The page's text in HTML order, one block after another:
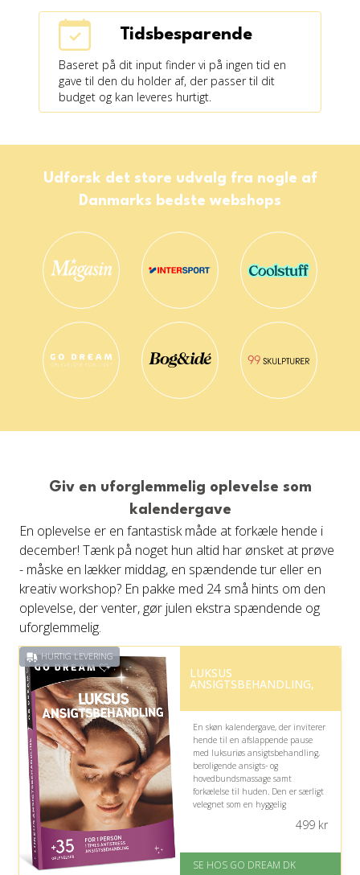
Tidsbesparende
Baseret på dit input finder vi på ingen tid en
gave til den du holder af, der passer til dit
budget og kan leveres hurtigt.
Udforsk det store udvalg fra nogle af
Danmarks bedste webshops
Giv en uforglemmelig oplevelse som
kalendergave
En oplevelse er en fantastisk måde at forkæle hende i
december! Tænk på noget hun altid har ønsket at prøve
- måske en lækker middag, en spændende tur eller en
kreativ workshop? En pakke med 24 små hints om den
oplevelse, der venter, gør julen ekstra spændende og
uforglemmelig.
HURTIG LEVERING
LUKSUS
ANSIGTSBEHANDLING,
En skøn kalendergave, der inviterer
hende til en afslappende pause
med luksuriøs ansigtsbehandling,
beroligende ansigts- og
hovedbundsmassage samt
forkælelse til huden. Den er særligt
velegnet som en hyggelig
ekstra velvære kan gøre ventetiden
På lager
499kr
SE HOS GO DREAM DK